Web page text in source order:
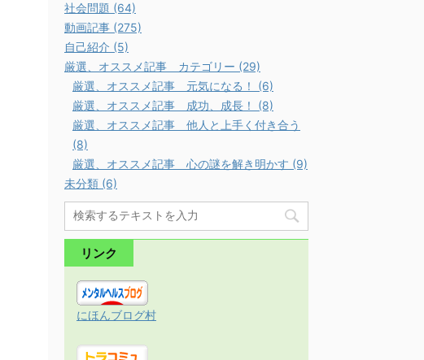
社会問題 (64)
動画記事 (275)
自己紹介 (5)
厳選、オススメ記事 カテゴリー (29)
厳選、オススメ記事 元気になる！ (6)
厳選、オススメ記事 成功、成長！ (8)
厳選、オススメ記事 他人と上手く付き合う
(8)
厳選、オススメ記事 心の謎を解き明かす (9)
未分類 (6)
リンク
にほんブログ村